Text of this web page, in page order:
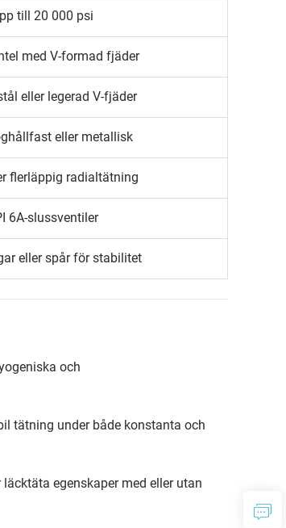
till 20 000 psi
med V-formad fjäder
eller legerad V-fjäder
eller metallisk
flerläppig radialtätning
6A-slussventiler
eller spår för stabilitet
och
tätning under både konstanta och
egenskaper med eller utan